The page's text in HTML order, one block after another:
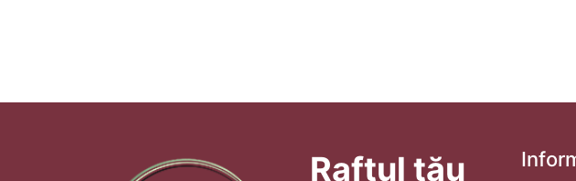
Raftul tău